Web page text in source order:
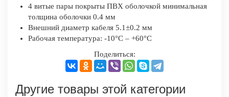
4 витые пары покрыты ПВХ оболочкой минимальная
толщина оболочки 0.4 мм
Внешний диаметр кабеля 5.1±0.2 мм
Рабочая температура: -10°C – +60°C
Поделиться:
Другие товары этой категории